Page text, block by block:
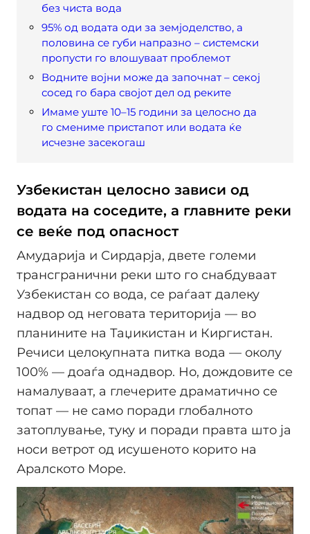
без чиста вода
95% од водата оди за земјоделство, а
половина се губи напразно – системски
пропусти го влошуваат проблемот
Водните војни може да започнат – секој
сосед го бара својот дел од реките
Имаме уште 10–15 години за целосно да
го смениме пристапот или водата ќе
исчезне засекогаш
Узбекистан целосно зависи од
водата на соседите, а главните реки
се веќе под опасност
Амударија и Сирдарја, двете големи
трансгранични реки што го снабдуваат
Узбекистан со вода, се раѓаат далеку
надвор од неговата територија — во
планините на Таџикистан и Киргистан.
Речиси целокупната питка вода — околу
100% — доаѓа однадвор. Но, дождовите се
намалуваат, а глечерите драматично се
топат — не само поради глобалното
затоплување, туку и поради правта што ја
носи ветрот од исушеното корито на
Аралското Море.